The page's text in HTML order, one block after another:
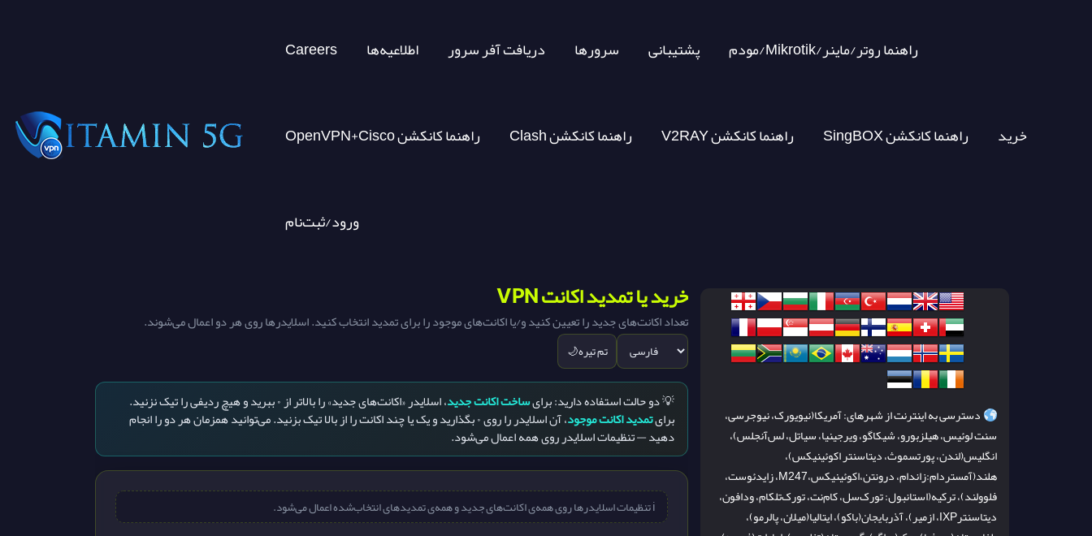
Careers اطلاعیه‌ها دریافت آفر سرور سرورها پشتیبانی مودم/Mikrotik/راهنما روتر/ماینر
Clash راهنما کانکشن V2RAY راهنما کانکشن SingBOX راهنما کانکشن خرید
ورود/ثبت‌نام
خرید یا تمدید اکانت VPN
تعداد اکانت‌های جدید را تعیین کنید و/یا اکانت‌های موجود را برای تمدید انتخاب کنید. اسلایدرها روی هر دو اعمال می‌شوند.
🌙تم تیره
💡 دو حالت استفاده دارید: برایساخت اکانت جدید ، اسلایدر «اکانت‌های جدید» را بالاتر از ۰ ببرید و هیچ ردیفی را تیک نزنید.
برایتمدید اکانت موجود ، آن اسلایدر را روی ۰ بگذارید و یک یا چند اکانت را از بالا تیک بزنید. می‌توانید همزمان هر دو را انجام
دهید — تنظیمات اسلایدر روی همه اعمال می‌شود.
ℹ️ تنظیمات اسلایدرها روی همه‌ی اکانت‌های جدید و همه‌ی تمدیدهای انتخاب‌شده اعمال می‌شود.
دسترسی به اینترنت از شهرهای: آمریکا(نیویورک، نیوجرسی،
سنت لوئیس، هیلزبورو، شیکاگو، ویرجینیا، سیاتل، لس‌آنجلس)،
انگلیس(لندن، پورتسموث، دیتاسنتر اکوئینیکس)،
هلند(آمستردام:زاندام، درونتن،اکوئینیکس،M247، زایدئوست،
فلوولند)، ترکیه(استانبول: تورک‌سل، کام‌نت، تورک‌تلکام، ودافون،
دیتاسنترIXP، ازمیر)، آذربایجان(باکو)، ایتالیا(میلان، پالرمو)،